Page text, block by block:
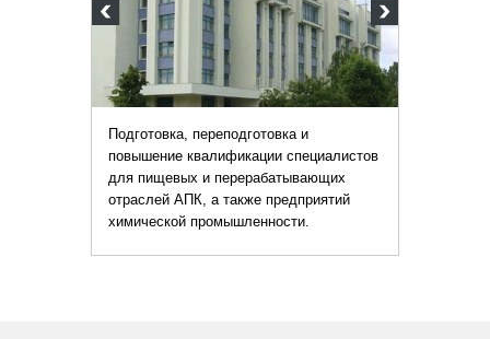
специалистов
предприятий